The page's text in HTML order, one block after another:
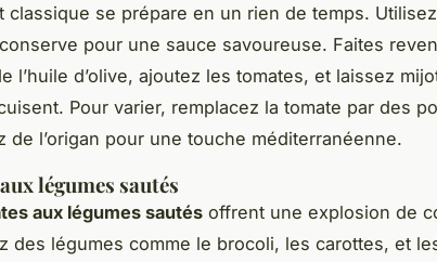
classique se prépare en un rien de temps.
pour une sauce savoureuse. Faites
l’huile d’olive, ajoutez les tomates, et laissez
Pour varier, remplacez la tomate par des
de l’origan pour une touche méditerranéenne.
légumes sautés
aux légumes sautés offrent une explosion de
des légumes comme le brocoli, les carottes, et